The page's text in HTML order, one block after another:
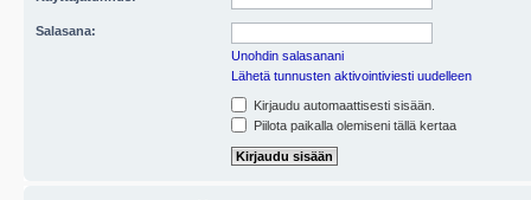
Salasana:
Unohdin salasanani
Lähetä tunnusten aktivointiviesti uudelleen
Kirjaudu automaattisesti sisään.
Piilota paikalla olemiseni tällä kertaa